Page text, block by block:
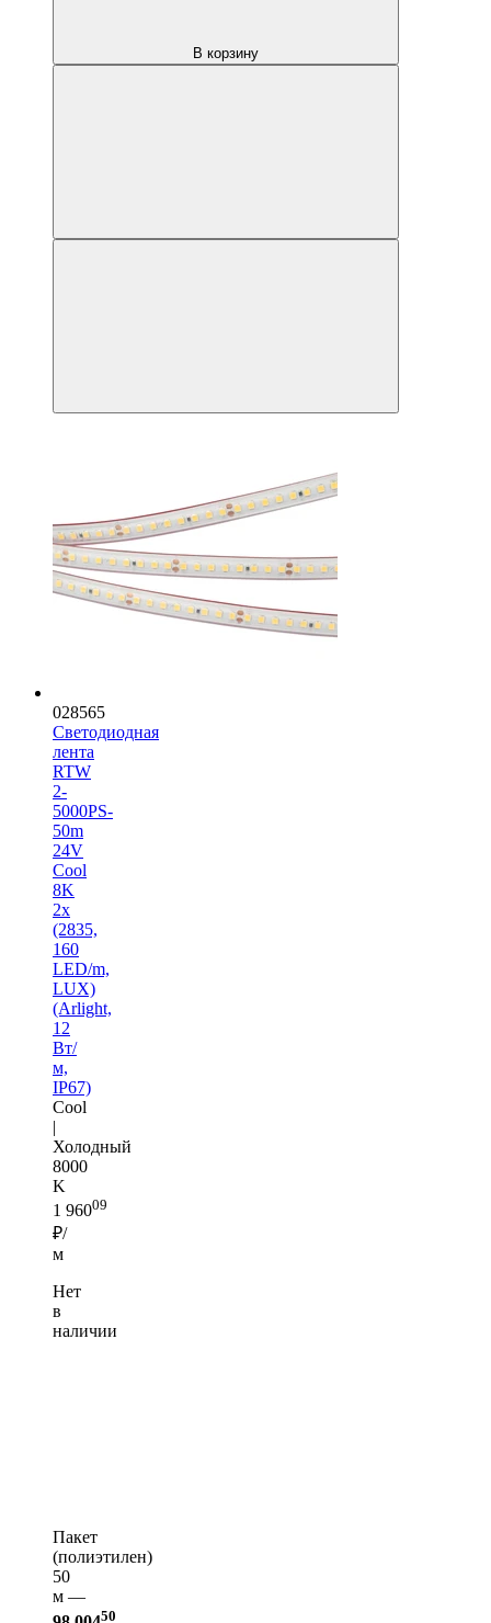
В корзину
028565
Светодиодная
лента
RTW
2-
5000PS-
50m
24V
Cool
8K
2x
(2835,
160
LED/m,
LUX)
(Arlight,
12
Вт/
м,
IP67)
Cool
|
Холодный
8000
K
1 96009
₽/
м
Нет
в
наличии
Пакет
(полиэтилен)
50
м —
50